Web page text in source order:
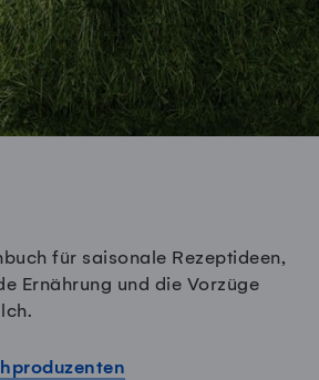
für saisonale Rezeptideen,
Ernährung und die Vorzüge